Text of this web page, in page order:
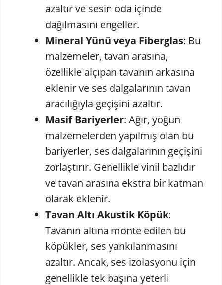
azaltır ve sesin oda içinde
dağılmasını engeller.
Mineral Yünü veya Fiberglas: Bu
malzemeler, tavan arasına,
özellikle alçıpan tavanın arkasına
eklenir ve ses dalgalarının tavan
aracılığıyla geçişini azaltır.
Masif Bariyerler: Ağır, yoğun
malzemelerden yapılmış olan bu
bariyerler, ses dalgalarının geçişini
zorlaştırır. Genellikle vinil bazlıdır
ve tavan arasına ekstra bir katman
olarak eklenir.
Tavan Altı Akustik Köpük:
Tavanın altına monte edilen bu
köpükler, ses yankılanmasını
azaltır. Ancak, ses izolasyonu için
genellikle tek başına yeterli